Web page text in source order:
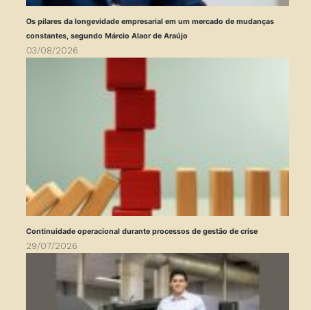
Os pilares da longevidade empresarial em um mercado de mudanças
constantes, segundo Márcio Alaor de Araújo
03/08/2026
Continuidade operacional durante processos de gestão de crise
29/07/2026